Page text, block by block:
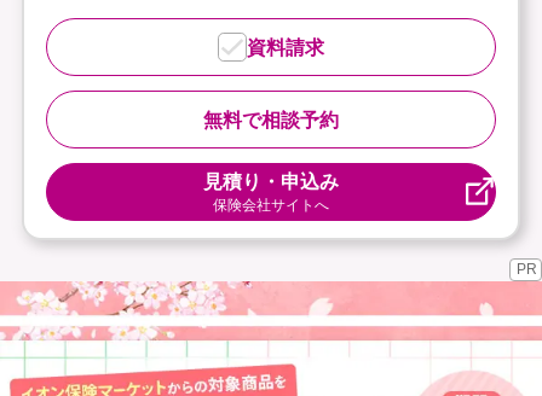
無料で相談予約
資料請求
見積り・申込み
保険会社サイトへ
PR